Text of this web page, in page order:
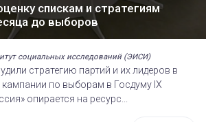
спискам и стратегиям
до выборов
социальных исследований (ЭИСИ)
стратегию партий и их лидеров в
кампании по выборам в Госдуму IХ
опирается на ресурс...